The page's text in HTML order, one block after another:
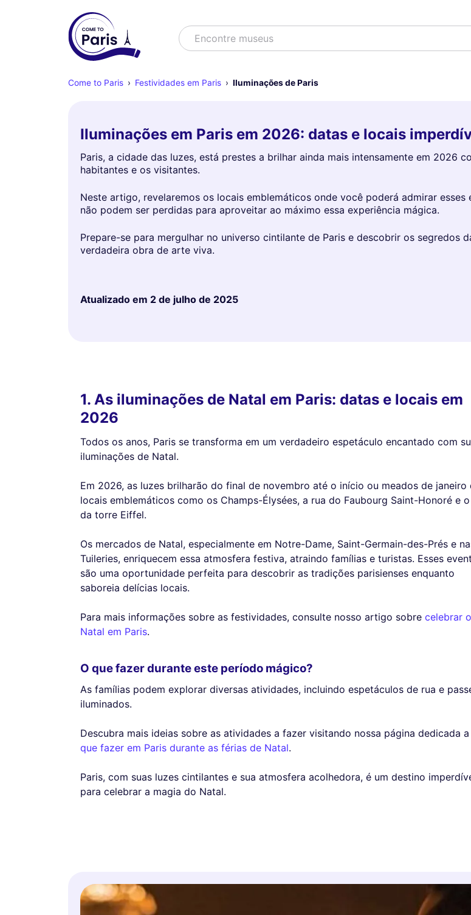
BuscarEncontre es
Come to Paris Festividades em Paris Iluminações de Paris
Iluminações em Paris em 2026: datas e locais
Paris, a cidade das luzes, está prestes a brilhar ainda mais intensamente em 2026
habitantes e os visitantes.
Neste artigo, revelaremos os locais emblemáticos onde você poderá admirar
não podem ser perdidas para aproveitar ao máximo essa experiência mágica.
Prepare-se para mergulhar no universo cintilante de Paris e descobrir os segredos
verdadeira obra de arte viva.
Atualizado em 2 de julho de 2025
1. As iluminações de Natal em Paris: datas e locais em
2026
Todos os anos, Paris se transforma em um verdadeiro espetáculo encantado com
iluminações de Natal.
Em 2026, as luzes brilharão do final de novembro até o início ou meados de janeiro
locais emblemáticos como os Champs-Élysées, a rua do Faubourg Saint-Honoré e
da torre Eiffel.
Os mercados de Natal, especialmente em Notre-Dame, Saint-Germain-des-Prés e
Tuileries, enriquecem essa atmosfera festiva, atraindo famílias e turistas. Esses
são uma oportunidade perfeita para descobrir as tradições parisienses enquanto
saboreia delícias locais.
Para mais informações sobre as festividades, consulte nosso artigo sobre celebrar o
Natal em Paris.
O que fazer durante este período mágico?
As famílias podem explorar diversas atividades, incluindo espetáculos de rua e
iluminados.
Descubra mais ideias sobre as atividades a fazer visitando nossa página dedicada a
que fazer em Paris durante as férias de Natal.
Paris, com suas luzes cintilantes e sua atmosfera acolhedora, é um destino
para celebrar a magia do Natal.